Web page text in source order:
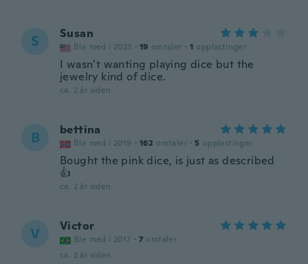
S Susan
Ble med i 2023 · 19 omtaler · 1 opplastinger
I wasn’t wanting playing dice but the
jewelry kind of dice.
ca. 2 år siden
B bettina
Ble med i 2019 · 162 omtaler · 5 opplastinger
Bought the pink dice, is just as described
👍
ca. 2 år siden
V Victor
Ble med i 2017 · 7 omtaler
ca. 2 år siden